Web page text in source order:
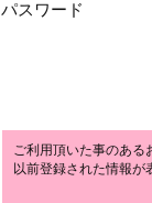
パスワード
ご利用頂いた事のある
以前登録された情報が